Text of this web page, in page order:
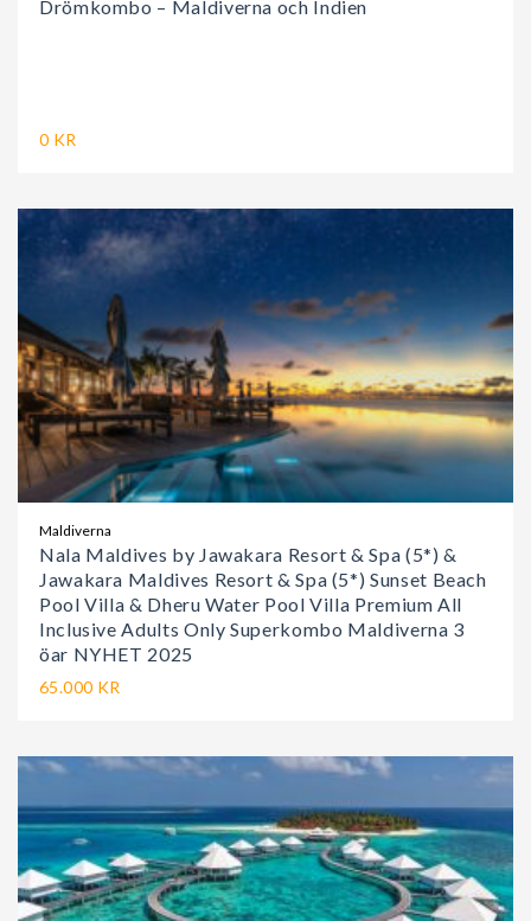
Drömkombo – Maldiverna och Indien
0 KR
Maldiverna
Nala Maldives by Jawakara Resort & Spa (5*) &
Jawakara Maldives Resort & Spa (5*) Sunset Beach
Pool Villa & Dheru Water Pool Villa Premium All
Inclusive Adults Only Superkombo Maldiverna 3
öar NYHET 2025
65.000 KR